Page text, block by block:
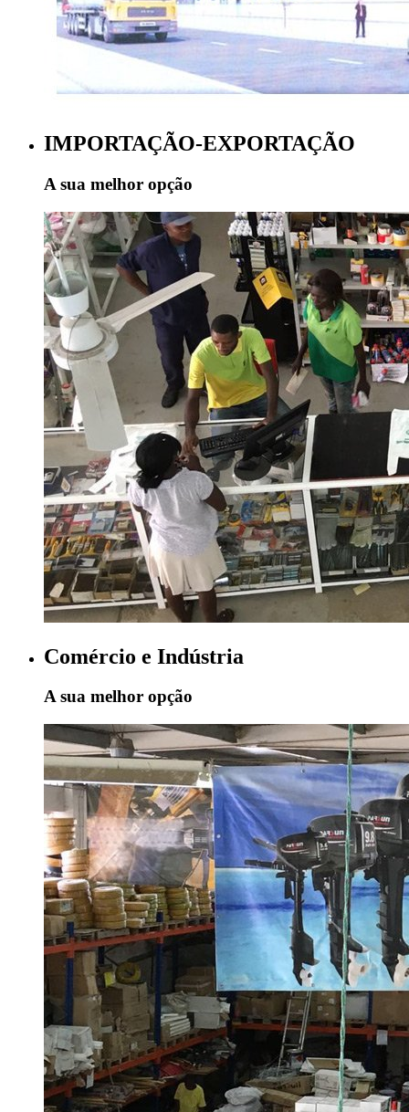
IMPORTAÇÃO-EXPORTAÇÃO
A sua melhor opção
Comércio e Indústria
A sua melhor opção